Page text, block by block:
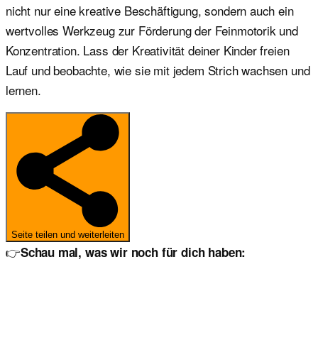
nicht nur eine kreative Beschäftigung, sondern auch ein
wertvolles Werkzeug zur Förderung der Feinmotorik und
Konzentration. Lass der Kreativität deiner Kinder freien
Lauf und beobachte, wie sie mit jedem Strich wachsen und
lernen.
Seite teilen und weiterleiten
👉Schau mal, was wir noch für dich haben: